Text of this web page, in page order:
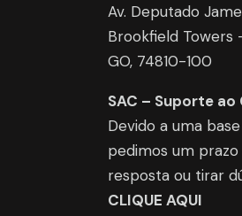
Av. Deputado
Brookfield Towers
GO, 74810-100
SAC – Suporte ao
Devido a uma
pedimos um
resposta ou tirar
CLIQUE AQUI